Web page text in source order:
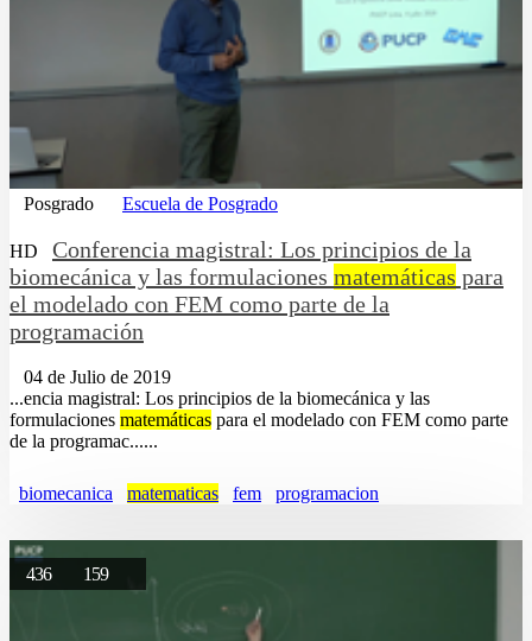
Posgrado Escuela de Posgrado
HD
Conferencia magistral: Los principios de la
biomecánica y las formulaciones matemáticas para
el modelado con FEM como parte de la
programación
04 de Julio de 2019
...encia magistral: Los principios de la biomecánica y las
formulaciones matemáticas para el modelado con FEM como parte
de la programac......
biomecanica matematicas fem programacion
436 159